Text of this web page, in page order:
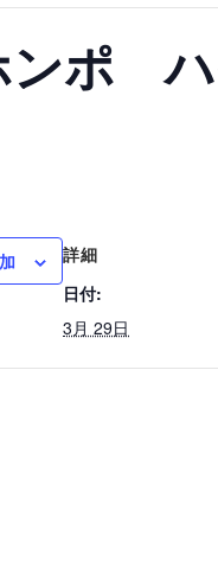
ンポ
詳細
日付:
3月 29日